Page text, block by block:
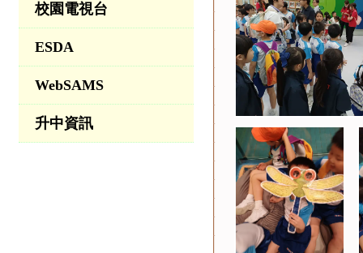
校園電視台
ESDA
WebSAMS
升中資訊